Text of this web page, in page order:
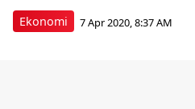
Ekonomi 7 Apr 2020, 8:37 AM